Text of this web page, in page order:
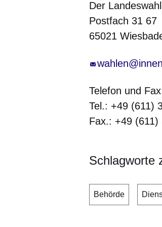
Der
Postfach 31 67
65021
Telefon und
Tel.: +49 (611)
Fax.: +49
Schlagworte
Behörde